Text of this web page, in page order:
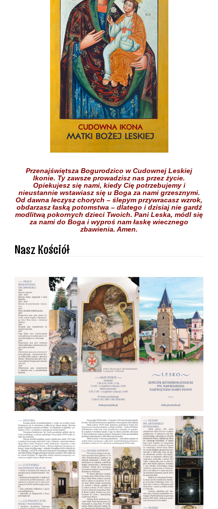
Przenajświętsza Bogurodzico w Cudownej Leskiej
Ikonie. Ty zawsze prowadzisz nas przez życie.
Opiekujesz się nami, kiedy Cię potrzebujemyi
nieustannie wstawiasz się u Boga za nami grzesznymi.
Od dawna leczysz chorych – ślepym przywracasz wzrok,
obdarzasz łaską potomstwa – dlatego i dzisiaj nie gardź
modlitwą pokornych dzieci Twoich. Pani Leska, módl się
za nami do Boga i wyproś nam łaskę wiecznego
zbawienia. Amen.
Nasz Kościół